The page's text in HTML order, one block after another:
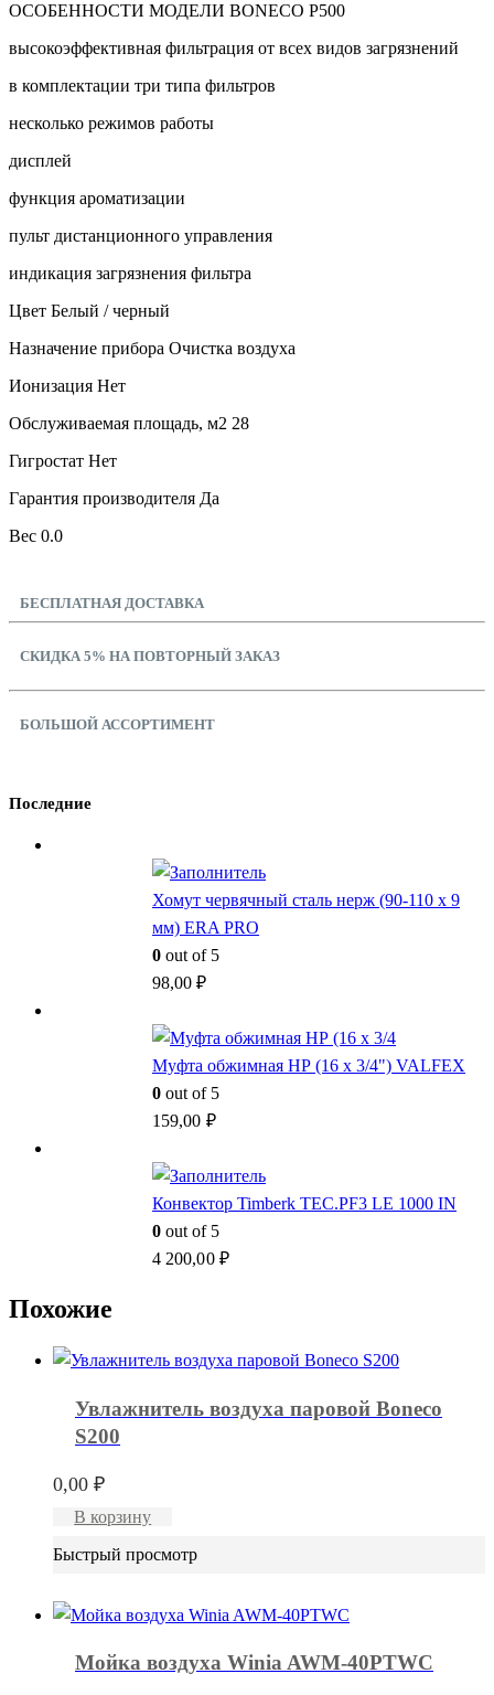
ОСОБЕННОСТИ МОДЕЛИ BONECO P500
высокоэффективная фильтрация от всех видов загрязнений
в комплектации три типа фильтров
несколько режимов работы
дисплей
функция ароматизации
пульт дистанционного управления
индикация загрязнения фильтра
Цвет Белый / черный
Назначение прибора Очистка воздуха
Ионизация Нет
Обслуживаемая площадь, м2 28
Гигростат Нет
Гарантия производителя Да
Вес 0.0
БЕСПЛАТНАЯ ДОСТАВКА
СКИДКА 5% НА ПОВТОРНЫЙ ЗАКАЗ
БОЛЬШОЙ АССОРТИМЕНТ
Последние
Хомут червячный сталь нерж (90-110 x 9
мм) ERA PRO
0 out of 5
98,00₽
Муфта обжимная НР (16 x 3/4") VALFEX
0 out of 5
159,00 ₽
Конвектор Timberk TEC.PF3 LE 1000 IN
0 out of 5
4 200,00 ₽
Похожие
Увлажнитель воздуха паровой Boneco
S200
0,00₽
В корзину
Быстрый просмотр
Мойка воздуха Winia AWM-40PTWC